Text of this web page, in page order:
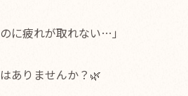
に疲れが取れない…」
ありませんか？🌿